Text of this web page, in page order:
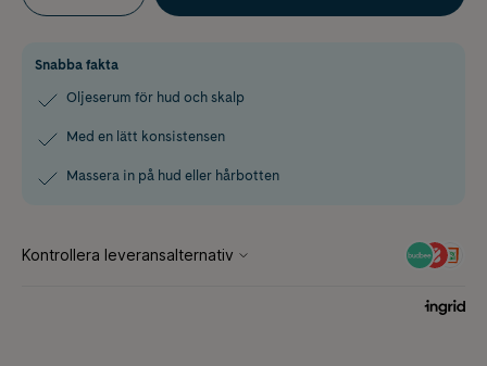
Snabba fakta
Oljeserum för hud och skalp
Med en lätt konsistensen
Massera in på hud eller hårbotten